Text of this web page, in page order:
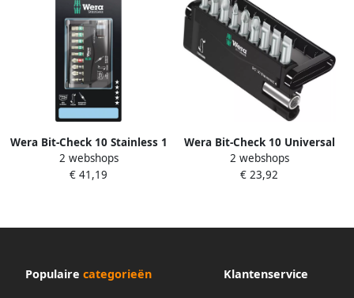
Wera Bit-Check 10 Stainless 1
SB 10 -delig 1 stuk(s)
05073630001
2 webshops
€ 41,19
Wera Bit-Check 10 Universal
4 10 -delig 1 stuk(s)
05056159001
2 webshops
€ 23,92
Populaire categorieën Klantenservice